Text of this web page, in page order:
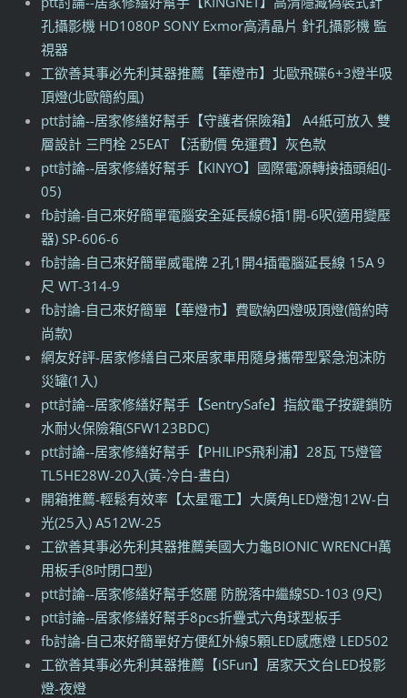
孔攝影機 HD1080P SONY Exmor高清晶片 針孔攝影機 監
視器
工欲善其事必先利其器推薦【華燈市】北歐飛碟6+3燈半吸
頂燈(北歐簡約風)
ptt討論--居家修繕好幫手【守護者保險箱】 A4紙可放入 雙
層設計 三門栓 25EAT 【活動價 免運費】灰色款
ptt討論--居家修繕好幫手【KINYO】國際電源轉接插頭組(J-
05)
fb討論-自己來好簡單電腦安全延長線6插1開-6呎(適用變壓
器) SP-606-6
fb討論-自己來好簡單威電牌 2孔1開4插電腦延長線 15A 9
尺 WT-314-9
fb討論-自己來好簡單【華燈市】費歐納四燈吸頂燈(簡約時
尚款)
網友好評-居家修繕自己來居家車用隨身攜帶型緊急泡沫防
災罐(1入)
ptt討論--居家修繕好幫手【SentrySafe】指紋電子按鍵鎖防
水耐火保險箱(SFW123BDC)
ptt討論--居家修繕好幫手【PHILIPS飛利浦】28瓦 T5燈管
TL5HE28W-20入(黃-冷白-晝白)
開箱推薦-輕鬆有效率【太星電工】大廣角LED燈泡12W-白
光(25入) A512W-25
工欲善其事必先利其器推薦美國大力龜BIONIC WRENCH萬
用板手(8吋閉口型)
ptt討論--居家修繕好幫手悠麗 防脫落中繼線SD-103 (9尺)
ptt討論--居家修繕好幫手8pcs折疊式六角球型板手
fb討論-自己來好簡單好方便紅外線5顆LED感應燈 LED502
工欲善其事必先利其器推薦【iSFun】居家天文台LED投影
燈-夜燈